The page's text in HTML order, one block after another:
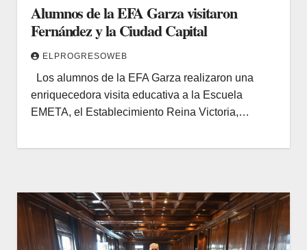
Alumnos de la EFA Garza visitaron
Fernández y la Ciudad Capital
ELPROGRESOWEB
Los alumnos de la EFA Garza realizaron una
enriquecedora visita educativa a la Escuela
EMETA, el Establecimiento Reina Victoria,…